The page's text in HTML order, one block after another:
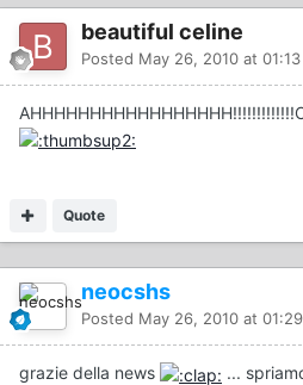
beautiful celine
Posted May 26, 2010 at 01:13
Quote
neocshs
Posted May 26, 2010 at
grazie della news ...